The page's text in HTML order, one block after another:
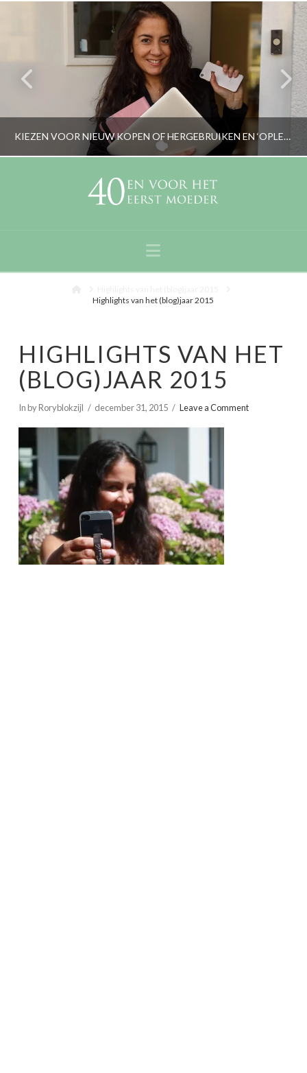
KIEZEN VOOR NIEUW KOPEN OF HERGEBRUIKEN EN ‘OPLEUKEN’?
RORYBLOKZIJL
Navigation
Highlights van het (blog)jaar 2015
HIGHLIGHTS VAN HET
(BLOG)JAAR 2015
In by Roryblokzijl december 31, 2015 Leave a Comment